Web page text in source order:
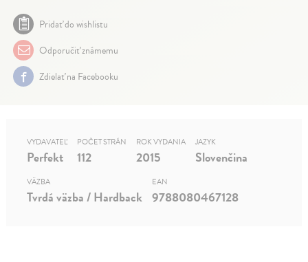
Pridať do wishlistu
Odporučiť známemu
Zdielať na Facebooku
VYDAVATEĽ
Perfekt
POČET STRÁN
112
ROK VYDANIA
2015
JAZYK
Slovenčina
VÄZBA
Tvrdá väzba / Hardback
EAN
9788080467128